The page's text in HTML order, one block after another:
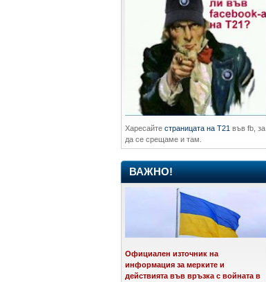
Харесайте страницата на Т21 във fb, за
да се срещаме и там.
ВАЖНО!
Официален източник на
информация за мерките и
действията във връзка с войната в